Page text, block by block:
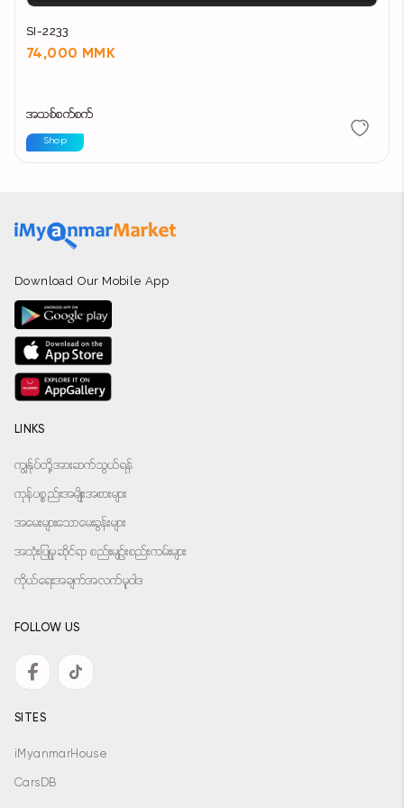
SI-2233
74,000 MMK
အသစ်စက်စက်
Shop
Download Our Mobile App
LINKS
ကျွန်ုပ်တို့အားဆက်သွယ်ရန်
ကုန်ပစ္စည်းအမျိုးအစားများ
အမေးများသောမေးခွန်းများ
အသုံးပြုမှုဆိုင်ရာ စည်းမျဉ်းစည်းကမ်းများ
ကိုယ်ရေးအချက်အလက်မူဝါဒ
FOLLOW US
SITES
iMyanmarHouse
CarsDB